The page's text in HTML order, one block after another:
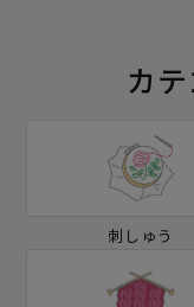
カ
刺しゅう